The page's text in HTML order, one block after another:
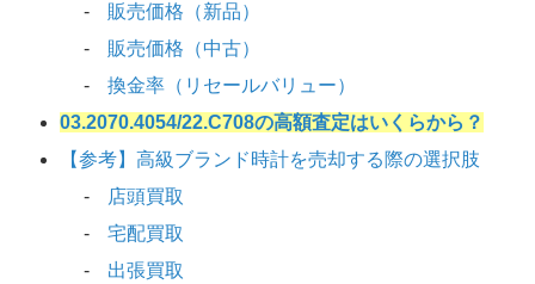
販売価格（新品）
販売価格（中古）
換金率（リセールバリュー）
03.2070.4054/22.C708の高額査定はいくらから？
【参考】高級ブランド時計を売却する際の選択肢
店頭買取
宅配買取
出張買取